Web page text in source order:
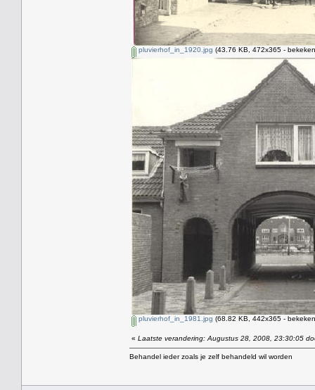
pluvierhof_in_1920.jpg (43.76 KB, 472x365 -
pluvierhof_in_1981.jpg (68.82 KB, 442x365 -
« Laatste verandering: Augustus 28, 2008, 23:30:05
Behandel ieder zoals je zelf behandeld wil worden